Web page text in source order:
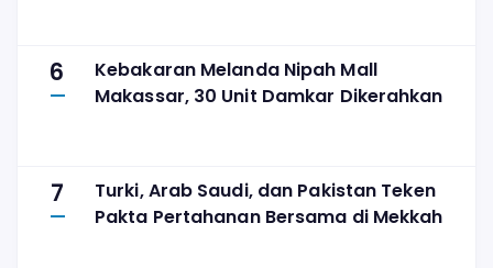
6
Kebakaran Melanda Nipah Mall
Makassar, 30 Unit Damkar Dikerahkan
7
Turki, Arab Saudi, dan Pakistan Teken
Pakta Pertahanan Bersama di Mekkah